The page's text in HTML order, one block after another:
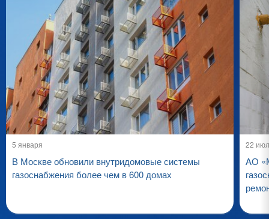
5 января
В Москве обновили внутридомовые системы
газоснабжения более чем в 600 домах
22
АО